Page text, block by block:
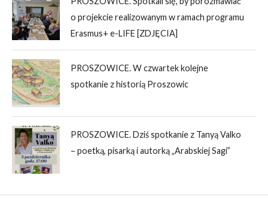
o projekcie realizowanym w ramach programu
Erasmus+ e-LIFE [ZDJĘCIA]
PROSZOWICE. W czwartek kolejne
spotkanie z historią Proszowic
PROSZOWICE. Dziś spotkanie z Tanyą Valko
– poetką, pisarką i autorką „Arabskiej Sagi”